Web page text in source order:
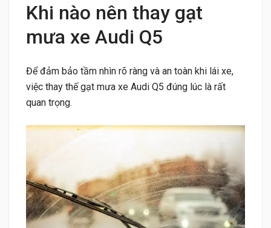
Khi nào nên thay gạt
mưa xe Audi Q5
Để đảm bảo tầm nhìn rõ ràng và an toàn khi lái xe,
việc thay thế gạt mưa xe Audi Q5 đúng lúc là rất
quan trọng.